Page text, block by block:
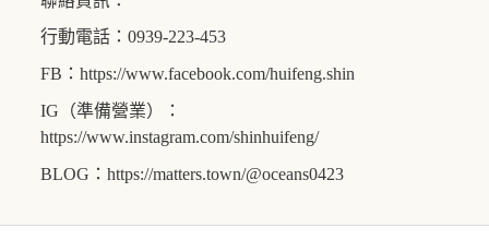
行動電話：0939-223-453
FB： https://www.facebook.com/huifeng.shin
IG（準備營業）：
https://www.instagram.com/shinhuifeng/
BLOG： https://matters.town/@oceans0423